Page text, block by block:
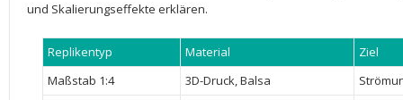
und ‍Skalierungseffekte erklären.
Replikentyp Material
Ziel
Maßstab 1:4
3D-Druck,‍ Balsa